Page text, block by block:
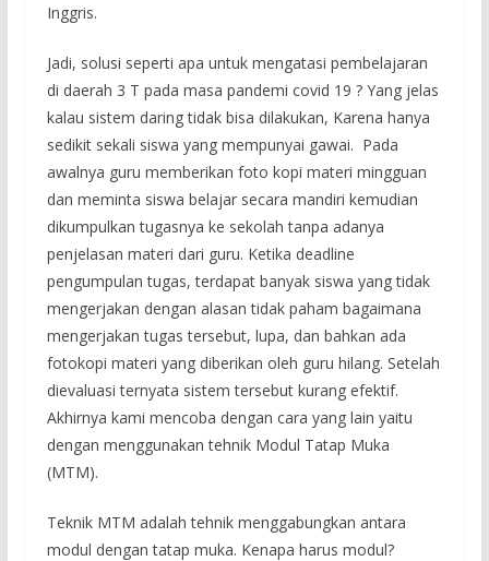
Inggris.
Jadi, solusi seperti apa untuk mengatasi pembelajaran
di daerah 3 T pada masa pandemi covid 19 ? Yang jelas
kalau sistem daring tidak bisa dilakukan, Karena hanya
sedikit sekali siswa yang mempunyai gawai. Pada
awalnya guru memberikan foto kopi materi mingguan
dan meminta siswa belajar secara mandiri kemudian
dikumpulkan tugasnya ke sekolah tanpa adanya
penjelasan materi dari guru. Ketika deadline
pengumpulan tugas, terdapat banyak siswa yang tidak
mengerjakan dengan alasan tidak paham bagaimana
mengerjakan tugas tersebut, lupa, dan bahkan ada
fotokopi materi yang diberikan oleh guru hilang. Setelah
dievaluasi ternyata sistem tersebut kurang efektif.
Akhirnya kami mencoba dengan cara yang lain yaitu
dengan menggunakan tehnik Modul Tatap Muka
(MTM).
Teknik MTM adalah tehnik menggabungkan antara
modul dengan tatap muka. Kenapa harus modul?